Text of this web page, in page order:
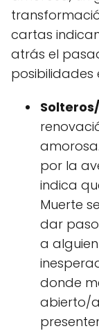
cartas
atrás el
posibilidades
por la
indica
Muerte
dar
a
donde
abierto/